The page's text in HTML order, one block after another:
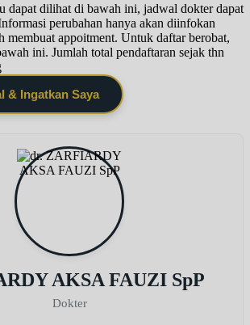
dapat dilihat di bawah ini, jadwal dokter dapat
perubahan hanya akan diinfokan
membuat appoitment. Untuk daftar berobat,
ini. Jumlah total pendaftaran sejak thn
& Ingatkan Saya
AKSA FAUZI SpP
Dokter